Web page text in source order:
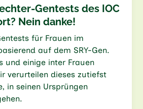
Gentests des IOC
Nein danke!
für Frauen im
auf dem SRY-Gen.
und einige inter Frauen
verurteilen dieses zutiefst
in seinen Ursprüngen